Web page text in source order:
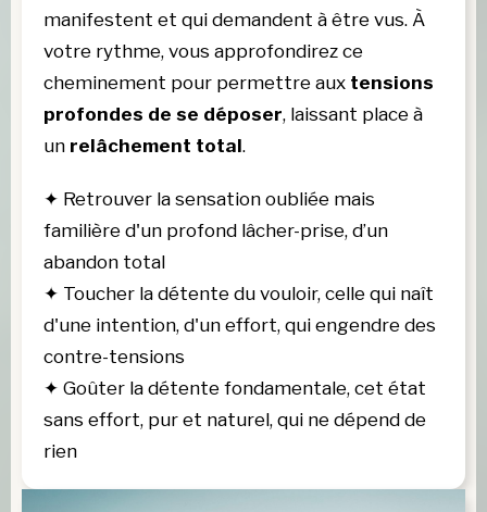
manifestent et qui demandent à être vus. À
votre rythme, vous approfondirez ce
cheminement pour permettre aux tensions
profondes de se déposer, laissant place à
un relâchement total.
✦ Retrouver la sensation oubliée mais
familière d'un profond lâcher-prise, d’un
abandon total
✦ Toucher la détente du vouloir, celle qui naît
d'une intention, d'un effort, qui engendre des
contre-tensions
✦ Goûter la détente fondamentale, cet état
sans effort, pur et naturel, qui ne dépend de
rien